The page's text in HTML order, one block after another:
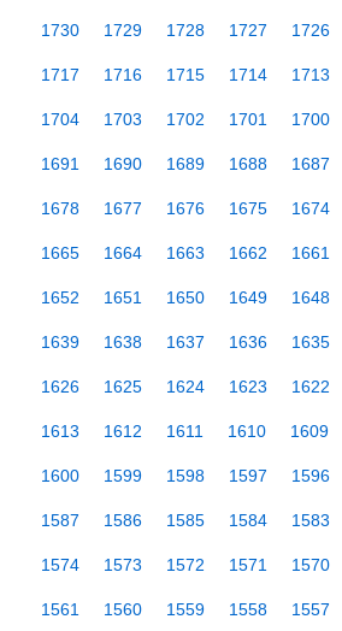
1730 1729 1728 1727 1726
1717 1716 1715 1714 1713
1704 1703 1702 1701 1700
1691 1690 1689 1688 1687
1678 1677 1676 1675 1674
1665 1664 1663 1662 1661
1652 1651 1650 1649 1648
1639 1638 1637 1636 1635
1626 1625 1624 1623 1622
1613 1612 1611 1610 1609
1600 1599 1598 1597 1596
1587 1586 1585 1584 1583
1574 1573 1572 1571 1570
1561 1560 1559 1558 1557